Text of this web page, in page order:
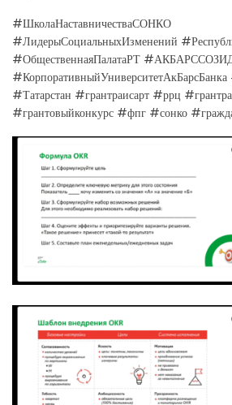
#ШколаНаставничестваСОНКО
#ЛидерыСоциальныхИзменений
#ОбщественнаяПалатаРТ
#Татарстан #грантраисарт #ррц
#грантовыйконкурс #фпг #сонко